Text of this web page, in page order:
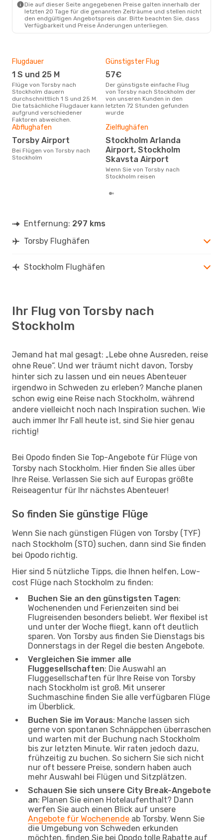
Die auf dieser Seite angegebenen Preise galten innerhalb der
letzten 20 Tage für die genannten Zeiträume und stellen nicht
den endgültigen Angebotspreis dar. Bitte beachten Sie, dass
Verfügbarkeit und Preise Änderungen unterliegen.
Flugdauer
1 S und 25 M
Flüge von Torsby nach
Stockholm dauern
durchschnittlich 1 S und 25 M.
Die tatsächliche Flugdauer kann
aufgrund verschiedener
Faktoren abweichen.
Günstigster Flug
57€
Der günstigste einfache Flug
von Torsby nach Stockholm der
von unseren Kunden in den
letzten 72 Stunden gefunden
wurde
Abflughafen
Torsby Airport
Bei Flügen von Torsby nach
Stockholm
Zielflughäfen
Stockholm Arlanda
Airport, Stockholm
Skavsta Airport
Wenn Sie von Torsby nach
Stockholm reisen
Entfernung: 297 kms
Torsby Flughäfen
Stockholm Flughäfen
Ihr Flug von Torsby nach
Stockholm
Jemand hat mal gesagt: „Lebe ohne Ausreden, reise
ohne Reue“. Und wer träumt nicht davon, Torsby
hinter sich zu lassen und ein neues Abenteuer
irgendwo in Schweden zu erleben? Manche planen
schon ewig eine Reise nach Stockholm, während
andere vielleicht noch nach Inspiration suchen. Wie
auch immer Ihr Fall heute ist, sind Sie hier genau
richtig!
Bei Opodo finden Sie Top-Angebote für Flüge von
Torsby nach Stockholm. Hier finden Sie alles über
Ihre Reise. Verlassen Sie sich auf Europas größte
Reiseagentur für Ihr nächstes Abenteuer!
So finden Sie günstige Flüge
Wenn Sie nach günstigen Flügen von Torsby (TYF)
nach Stockholm (STO) suchen, dann sind Sie finden
bei Opodo richtig.
Hier sind 5 nützliche Tipps, die Ihnen helfen, Low-
cost Flüge nach Stockholm zu finden:
Buchen Sie an den günstigsten Tagen:
Wochenenden und Ferienzeiten sind bei
Flugreisenden besonders beliebt. Wer flexibel ist
und unter der Woche fliegt, kann oft deutlich
sparen. Von Torsby aus finden Sie Dienstags bis
Donnerstags in der Regel die besten Angebote.
Vergleichen Sie immer alle
Fluggesellschaften: Die Auswahl an
Fluggesellschaften für Ihre Reise von Torsby
nach Stockholm ist groß. Mit unserer
Suchmaschine finden Sie alle verfügbaren Flüge
im Überblick.
Buchen Sie im Voraus: Manche lassen sich
gerne von spontanen Schnäppchen überraschen
und warten mit der Buchung nach Stockholm
bis zur letzten Minute. Wir raten jedoch dazu,
frühzeitig zu buchen. So sichern Sie sich nicht
nur oft bessere Preise, sondern haben auch
mehr Auswahl bei Flügen und Sitzplätzen.
Schauen Sie sich unsere City Break-Angebote
an: Planen Sie einen Hotelaufenthalt? Dann
werfen Sie auch einen Blick auf unsere
Angebote für Wochenende ab Torsby. Wenn Sie
die Umgebung von Schweden erkunden
möchten, finden Sie bei Opodo tolle Rabatte auf